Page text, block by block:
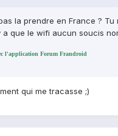
la prendre en France ? Tu
que le wifi aucun soucis
l'application Forum Frandroid
qui me tracasse ;)